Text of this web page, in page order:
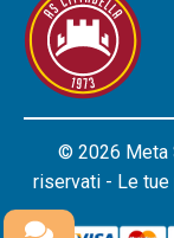
© 2026 Meta
riservati - Le tue